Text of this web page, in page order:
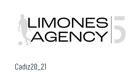
content
Cadiz20_21